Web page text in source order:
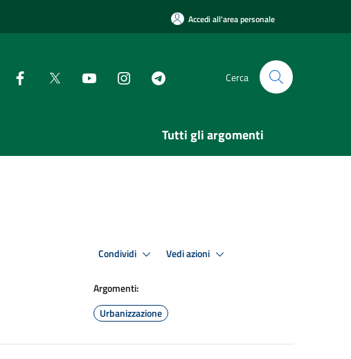
Accedi all'area personale
Cerca
Tutti gli argomenti
Condividi Vedi azioni
Argomenti:
Urbanizzazione